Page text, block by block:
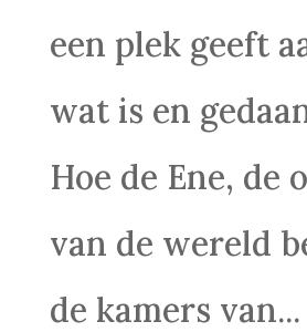
een plek geeft
wat is en
Hoe de Ene, de
van de wereld
de kamers van...